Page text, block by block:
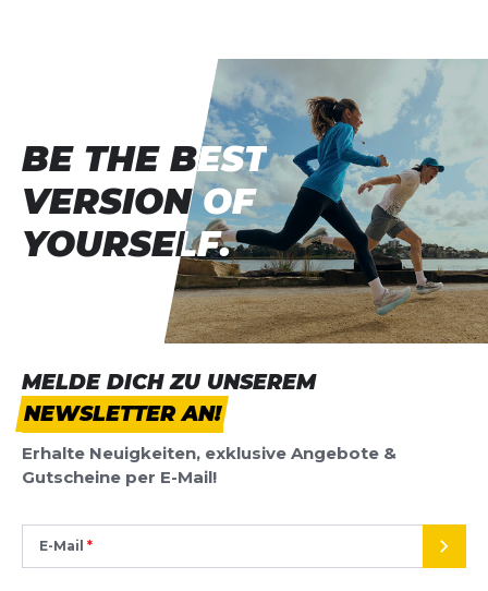
Rezension
Rezension
Dieses Formular ist durch reCAPTCHA geschützt – es gelten die
Datenschutzbestimmungenund
Google.
MELDE DICH ZU UNSEREM
NEWSLETTER AN!
Erhalte Neuigkeiten, exklusive Angebote &
Gutscheine per E-Mail!
E-Mail
BE THE BEST
VERSION OF
YOURSELF.
BE THE BEST
VERSION OF
YOURSELF.